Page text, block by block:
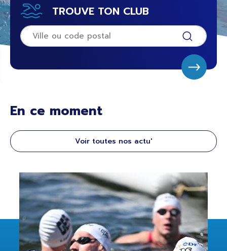
TROUVE TON CLUB
En ce moment
Voir toutes nos actu'